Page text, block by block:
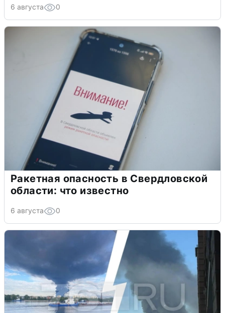
6 августа 0
Ракетная опасность в Свердловской
области: что известно
6 августа 0